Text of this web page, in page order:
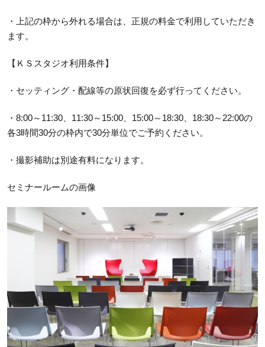
・上記の枠から外れる場合は、正規の料金で利用していただき
ます。
【ＫＳスタジオ利用条件】
・セッティング・配線等の原状回復を必ず行ってください。
・8:00～11:30、11:30～15:00、15:00～18:30、18:30～22:00の
各3時間30分の枠内で30分単位でご予約ください。
・撮影補助は別途有料になります。
セミナールームの画像